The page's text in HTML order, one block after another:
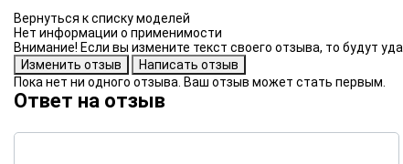
Нет информации о применимости
Внимание! Если вы измените текст своего отзыва, то будут
Пока нет ни одного отзыва. Ваш отзыв может стать первым.
Ответ на отзыв